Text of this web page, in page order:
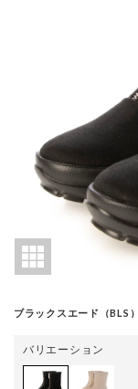
ブラックスエード（BLS）
バリエーション